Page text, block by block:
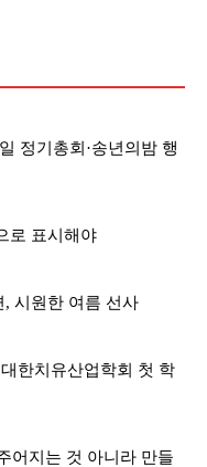
정기총회·송년의밤 행
로 표시해야
시원한 여름 선사
한치유산업학회 첫 학
어지는 것 아니라 만들